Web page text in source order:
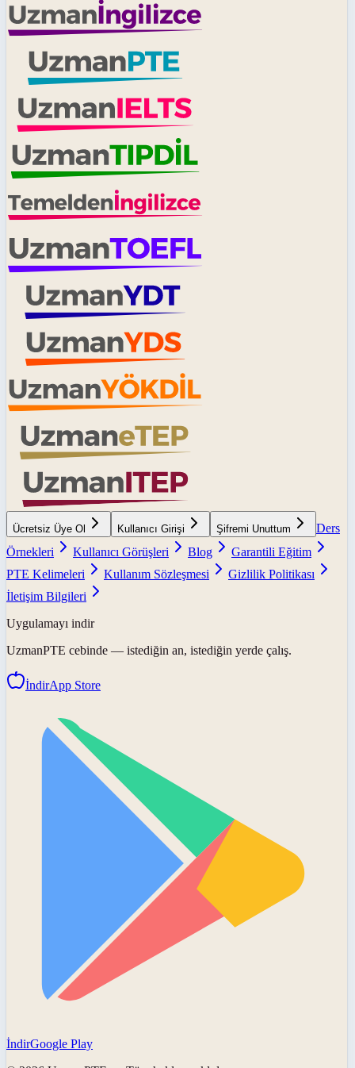
Ücretsiz Üye Ol Kullanıcı Girişi Şifremi Unuttum
Ders
Örnekleri
Kullanıcı Görüşleri Blog
Garantili Eğitim
PTE Kelimeleri
Kullanım Sözleşmesi
Gizlilik Politikası
İletişim Bilgileri
Uygulamayı indir
UzmanPTE cebinde — istediğin an, istediğin yerde çalış.
İndirApp Store
İndirGoogle Play